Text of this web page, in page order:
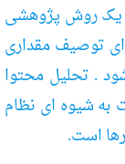
یک روش پژوهشی
توصیف مقداری
. تحلیل محتوا
به شیوه ای نظام
است.